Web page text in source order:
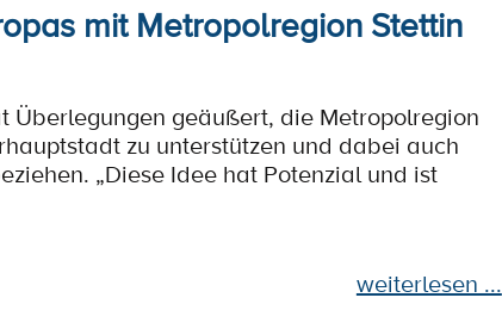
mit Metropolregion Stettin
geäußert, die Metropolregion
zu unterstützen und dabei auch
„Diese Idee hat Potenzial und ist
weiterlesen ...